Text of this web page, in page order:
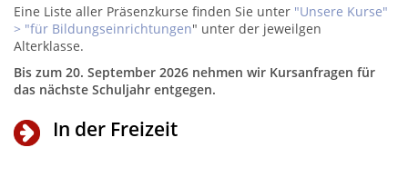
Eine Liste aller Präsenzkurse finden Sie unter "Unsere Kurse"
> "für Bildungseinrichtungen" unter der jeweilgen
Alterklasse.
Bis zum 20. September 2026 nehmen wir Kursanfragen für
das nächste Schuljahr entgegen.
In der Freizeit